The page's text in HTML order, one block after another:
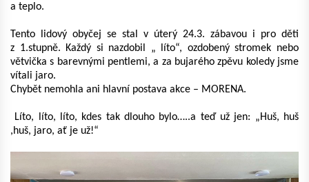
a teplo.
Tento lidový obyčej se stal v úterý 24.3. zábavou i pro děti
z 1.stupně. Každý si nazdobil „ líto“, ozdobený stromek nebo
větvička s barevnými pentlemi, a za bujarého zpěvu koledy jsme
vítali jaro.
Chybět nemohla ani hlavní postava akce – MORENA.
Líto, líto, líto, kdes tak dlouho bylo…..a teď už jen: „Huš, huš
,huš, jaro, ať je už!“